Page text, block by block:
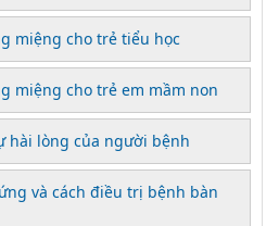
miệng cho trẻ tiểu học
miệng cho trẻ em mầm non
hài lòng của người bệnh
và cách điều trị bệnh bàn